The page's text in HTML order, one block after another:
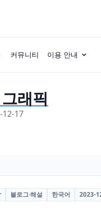
커뮤니티 이용 안내
래픽
12-17
블로그·해설 한국어 2023-